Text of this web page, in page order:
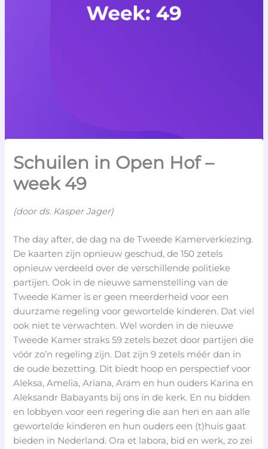
Schuilen in Open Hof –
week 49
(door ds. Kasper Jager)
The day after, de dag na de Tweede Kamerverkiezing.
De kaarten zijn opnieuw geschud, de 150 zetels
opnieuw verdeeld over de verschillende politieke
partijen. Ook in de nieuwe samenstelling van de
Tweede Kamer is er geen meerderheid voor een
duurzame regeling voor gewortelde kinderen. Dat viel
ook niet te verwachten. Wel worden in de nieuwe
Tweede Kamer straks 59 zetels bezet door partijen die
vóór zo’n regeling zijn. Dat zijn 9 zetels méér dan in
de oude bezetting. Dit biedt hoop en perspectief voor
Aleksa, Amelia, Ariana, Aram en hun ouders Karina en
Aleksandr Babayants bij ons in de kerk. En nu bidden
en lobbyen voor een regering die aan hen en aan alle
gewortelde kinderen en hun ouders een (t)huis gaat
bieden in Nederland. Ora et labora, bid en werk, zo zei